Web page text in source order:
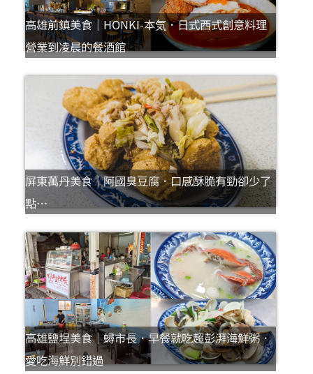
高雄前鎮美食｜HONKI-本気．日式西式創意料理
營業到凌晨的餐酒館
屏東萬丹美食｜阿國臭豆腐．口感酥脆有勁卻少了
點…
高雄鹽埕美食｜蟳市長．早餐就吃超彭湃海鮮粥．
愛吃海鮮別錯過